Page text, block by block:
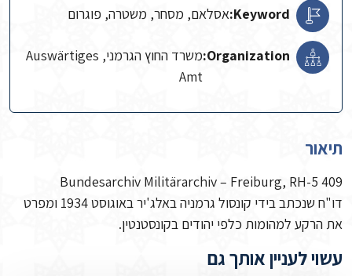
Keyword: אסלאם, מסחר, משטרה, פוגרום
Organization:
משרד החוץ הגרמני, Auswärtiges
Amt
תיאור
Bundesarchiv Militärarchiv – Freiburg, RH-5 409
דו"ח שנכתב בידי קונסול גרמניה באלג'יר באוגוסט 1934 ומפרט
את הרקע למהומות כלפי יהודים בקונסטנטין.
עשוי לעניין אותך גם